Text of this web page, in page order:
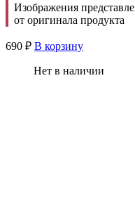
Изображения
от оригинала продукта
690 ₽ В корзину
Нет в наличии